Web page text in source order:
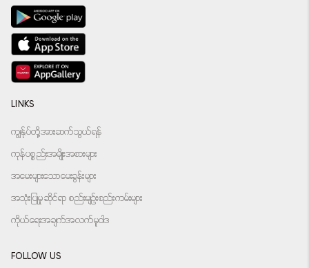
LINKS
ကျွန်ုပ်တို့အားဆက်သွယ်ရန်
ကုန်ပစ္စည်းအမျိုးအစားများ
အမေးများသောမေးခွန်းများ
အသုံးပြုမှုဆိုင်ရာ စည်းမျဉ်းစည်းကမ်းများ
ကိုယ်ရေးအချက်အလက်မူဝါဒ
FOLLOW US